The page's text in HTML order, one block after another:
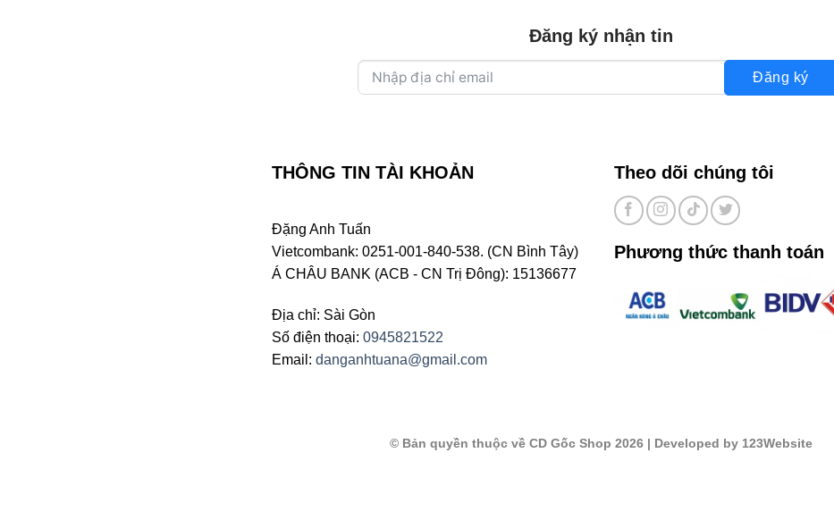
Đăng ký nhận tin
Đăng ký
THÔNG TIN TÀI KHOẢN
Đặng Anh Tuấn
Vietcombank: 0251-001-840-538. (CN Bình Tây)
Á CHÂU BANK (ACB - CN Trị Đông): 15136677
Địa chỉ: Sài Gòn
Số điện thoại: 0945821522
Email: danganhtuana@gmail.com
Theo dõi chúng tôi
Phương thức thanh toán
© Bản quyền thuộc về CD Gốc Shop 2026| Developed by 123Website